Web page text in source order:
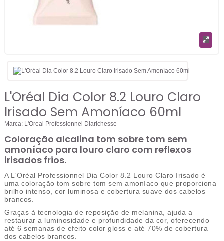
L'Oréal Dia Color 8.2 Louro Claro
Irisado Sem Amoníaco 60ml
Marca: L'Oreal Professionnel Diarichesse
Coloração alcalina tom sobre tom sem
amoníaco para louro claro com reflexos
irisados frios.
A L'Oréal Professionnel Dia Color 8.2 Louro Claro Irisado é
uma coloração tom sobre tom sem amoníaco que proporciona
brilho intenso, cor luminosa e cobertura suave dos cabelos
brancos.
Graças à tecnologia de reposição de melanina , ajuda a
restaurar a luminosidade e profundidade da cor, oferecendo
até 6 semanas de efeito color gloss e até 70% de cobertura
dos cabelos brancos